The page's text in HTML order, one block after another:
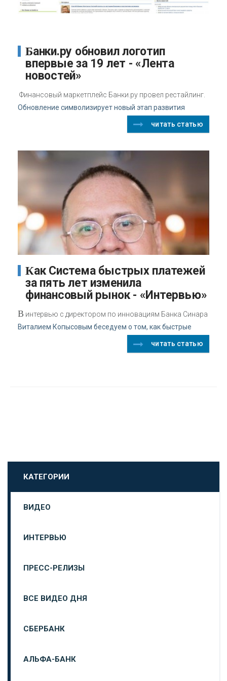
Банки.ру обновил логотип
впервые за 19 лет - «Лента
новостей»
Финансовый маркетплейс Банки.ру провел рестайлинг.
Обновление символизирует новый этап развития
читать статью
Как Система быстрых платежей
за пять лет изменила
финансовый рынок - «Интервью»
В интервью с директором по инновациям Банка Синара
Виталием Копысовым беседуем о том, как быстрые
читать статью
КАТЕГОРИИ
ВИДЕО
ИНТЕРВЬЮ
ПРЕСС-РЕЛИЗЫ
ВСЕ ВИДЕО ДНЯ
СБЕРБАНК
АЛЬФА-БАНК